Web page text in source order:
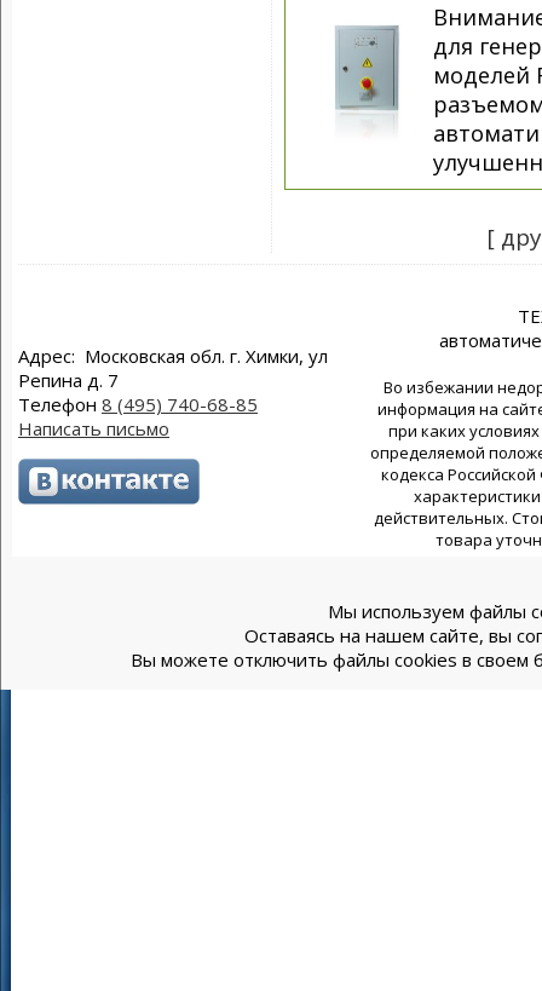
для
моделей
[
Адрес: Московская обл. г. Химки, ул
Репина д. 7
Телефон 8 (495) 740-68-85
Написать письмо
Во избежании
информация на
при каких
определяемой
кодекса
действительных.
товара
Мы используем файлы
Оставаясь на нашем сайте, вы
Вы можете отключить файлы cookies в своем